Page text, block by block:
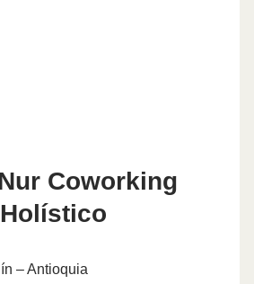
Coworking
Holístico
– Antioquia